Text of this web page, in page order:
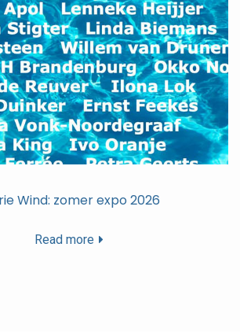
Wind: zomer expo 2026
Read more